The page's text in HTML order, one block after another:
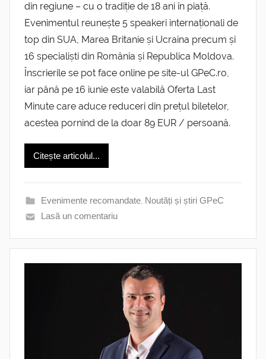
din regiune – cu o tradiție de 18 ani în piață.
Evenimentul reunește 5 speakeri internaționali de
top din SUA, Marea Britanie și Ucraina precum și
16 specialiști din România și Republica Moldova.
Înscrierile se pot face online pe site-ul GPeC.ro,
iar până pe 16 iunie este valabilă Oferta Last
Minute care aduce reduceri din prețul biletelor,
acestea pornind de la doar 89 EUR / persoană.
Citește articolul...
Evenimente recomandate, Noutăți și știri GPeC
Lasă un comentariu